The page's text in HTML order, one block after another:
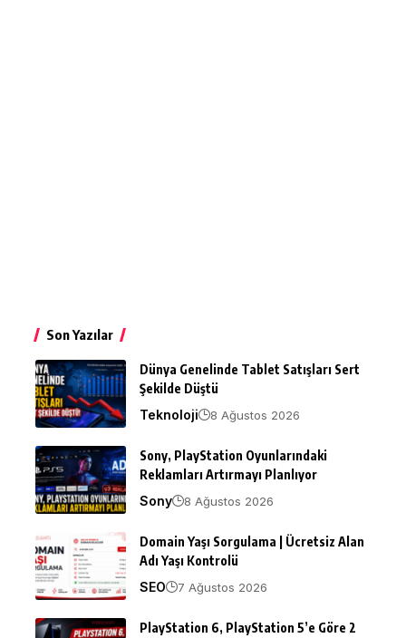
Son Yazılar
Dünya Genelinde Tablet Satışları Sert
Şekilde Düştü
Teknoloji
8 Ağustos 2026
Sony, PlayStation Oyunlarındaki
Reklamları Artırmayı Planlıyor
Sony
8 Ağustos 2026
Domain Yaşı Sorgulama | Ücretsiz Alan
Adı Yaşı Kontrolü
SEO
7 Ağustos 2026
PlayStation 6, PlayStation 5’e Göre 2